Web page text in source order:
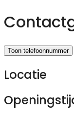
Toon telefoonnummer
Locatie